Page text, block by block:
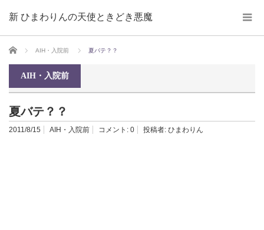
新 ひまわりんの天使ときどき悪魔
ホーム AIH・入院前 夏バテ？？
AIH・入院前
夏バテ？？
2011/8/15 AIH・入院前 コメント: 0 投稿者: ひまわりん